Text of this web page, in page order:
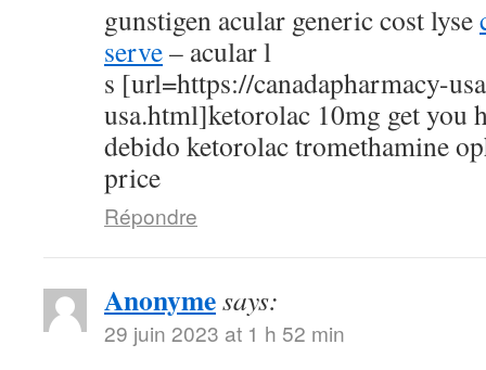
gunstigen acular generic cost lyse
serve– acular l
s [url=https://canadapharmacy-
usa.html]ketorolac 10mg get you
debido ketorolac tromethamine
price
Répondre
Anonymesays:
29 juin 2023 at 1 h 52 min